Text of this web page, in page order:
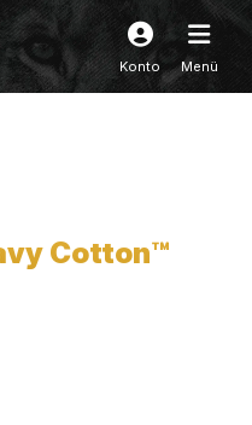
Konto Menü
Cotton™